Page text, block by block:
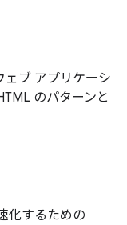
ェブ アプリケーシ
のパターンと
化するための